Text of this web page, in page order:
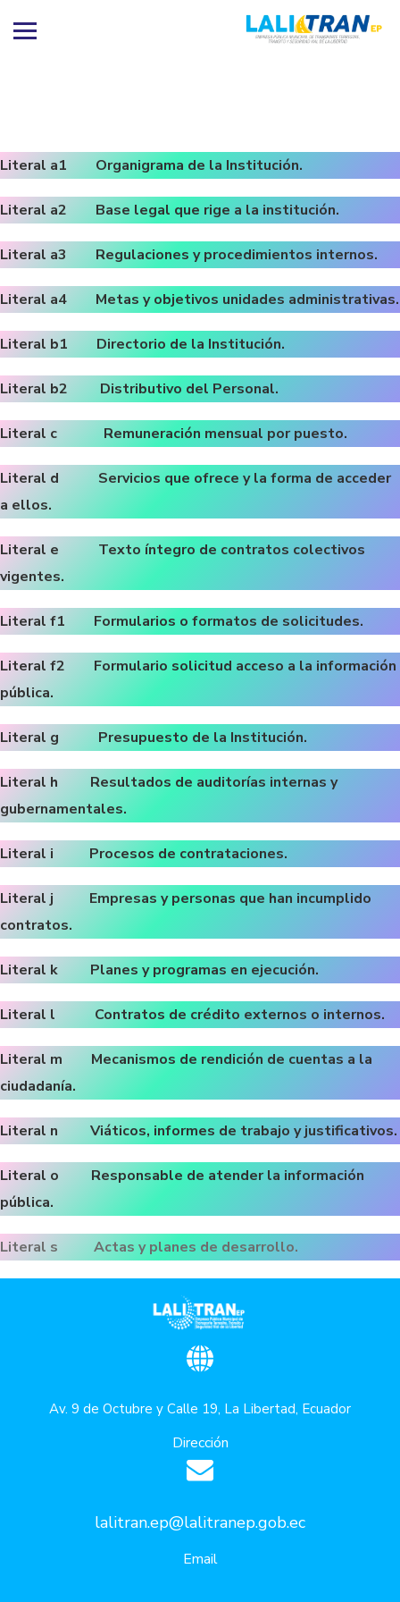
Literal a1 Organigrama de la Institución.
Literal a2 Base legal que rige a la institución.
Literal a3 Regulaciones y procedimientos internos.
Literal a4 Metas y objetivos unidades administrativas.
Literal b1 Directorio de la Institución.
Literal b2 Distributivo del Personal.
Literal c Remuneración mensual por puesto.
Literal d Servicios que ofrece y la forma de acceder
a ellos.
Literal e Texto íntegro de contratos colectivos
vigentes.
Literal f1 Formularios o formatos de solicitudes.
Literal f2 Formulario solicitud acceso a la información
pública.
Literal g Presupuesto de la Institución.
Literal h Resultados de auditorías internas y
gubernamentales.
Literal i Procesos de contrataciones.
Literal j Empresas y personas que han incumplido
contratos.
Literal k Planes y programas en ejecución.
Literal l Contratos de crédito externos o internos.
Literal m Mecanismos de rendición de cuentas a la
ciudadanía.
Literal n Viáticos, informes de trabajo y justificativos.
Literal o Responsable de atender la información
pública.
Literal s Actas y planes de desarrollo.
Av. 9 de Octubre y Calle 19, La Libertad, Ecuador
Dirección
lalitran.ep@lalitranep.gob.ec
Email